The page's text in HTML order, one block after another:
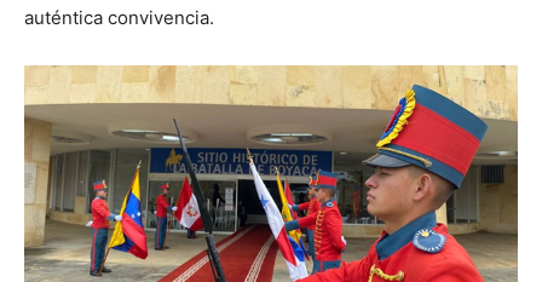
auténtica convivencia.